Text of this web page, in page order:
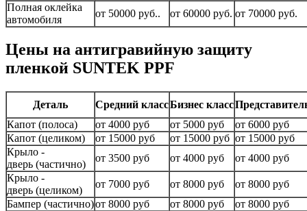
Полная оклейка
автомобиля
от 50000 руб.. от 60000 руб. от 70000 руб.
Цены на антигравийную защиту
пленкой SUNTEK PPF
Деталь Средний классБизнес класс
Капот (полоса)
от 4000 руб от 5000 руб
от 6000 руб
Капот (целиком)
от 15000 руб от 15000 руб от 15000 руб
Крыло -
дверь (частично)
от 3500 руб от 4000 руб
от 4000 руб
Крыло -
дверь (целиком)
от 7000 руб от 8000 руб
от 8000 руб
Бампер (частично)от 8000 руб от 8000 руб
от 8000 руб